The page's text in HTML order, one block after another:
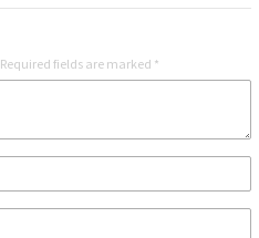
Required fields are marked *